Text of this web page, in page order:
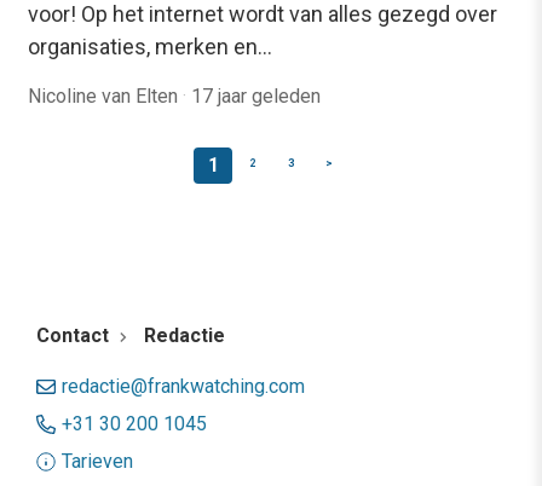
voor! Op het internet wordt van alles gezegd over
organisaties, merken en…
Nicoline van Elten · 17 jaar geleden
1 2 3 >
Contact Redactie
redactie@frankwatching.com
+31 30 200 1045
Tarieven